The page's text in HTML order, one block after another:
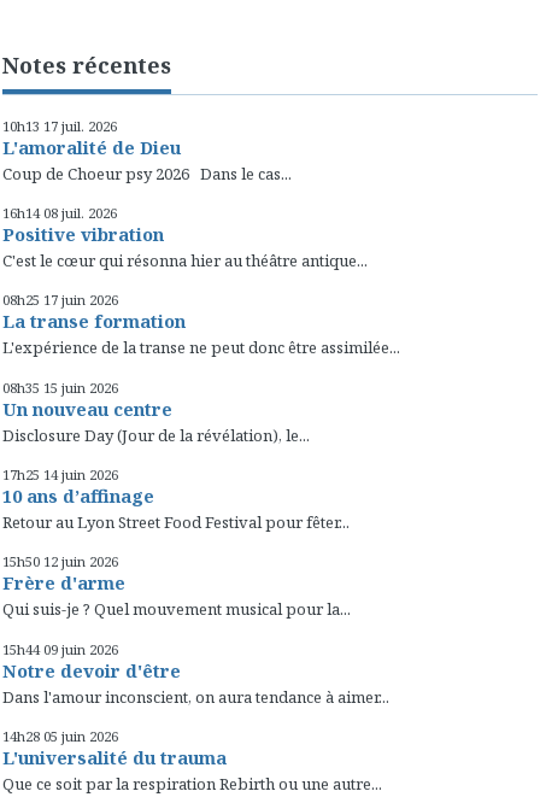
Notes récentes
10h13 17 juil. 2026
L'amoralité de Dieu
Coup de Choeur psy 2026 Dans le cas...
16h14 08 juil. 2026
Positive vibration
C'est le cœur qui résonna hier au théâtre antique...
08h25 17 juin 2026
La transe formation
L'expérience de la transe ne peut donc être assimilée...
08h35 15 juin 2026
Un nouveau centre
Disclosure Day (Jour de la révélation), le...
17h25 14 juin 2026
10 ans d’affinage
Retour au Lyon Street Food Festival pour fêter...
15h50 12 juin 2026
Frère d'arme
Qui suis-je ? Quel mouvement musical pour la...
15h44 09 juin 2026
Notre devoir d'être
Dans l'amour inconscient, on aura tendance à aimer...
14h28 05 juin 2026
L'universalité du trauma
Que ce soit par la respiration Rebirth ou une autre...